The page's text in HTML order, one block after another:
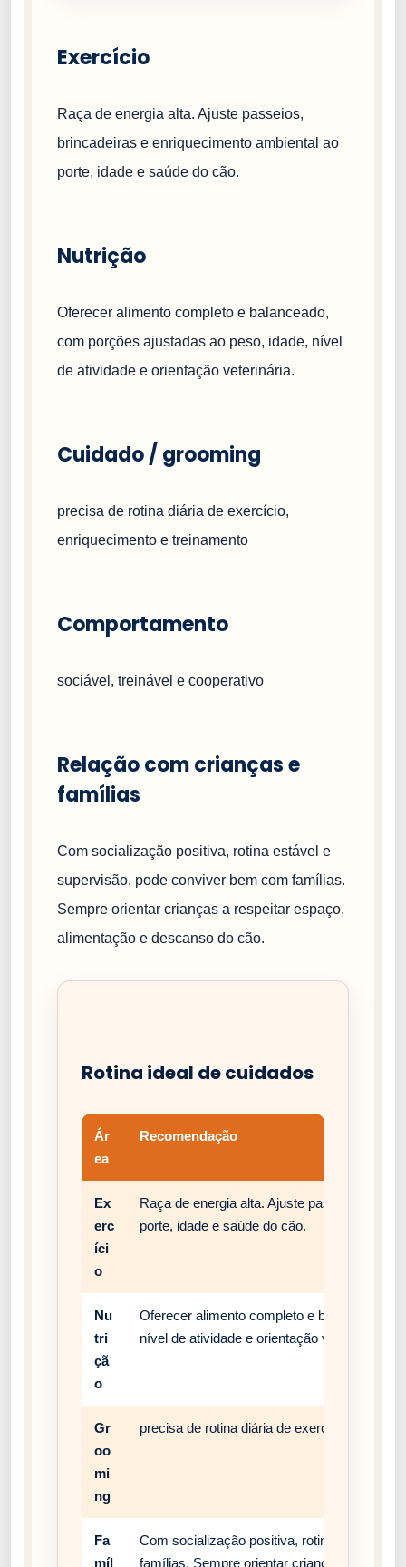
Exercício
Raça de energia alta. Ajuste passeios,
brincadeiras e enriquecimento ambiental ao
porte, idade e saúde do cão.
Nutrição
Oferecer alimento completo e balanceado,
com porções ajustadas ao peso, idade, nível
de atividade e orientação veterinária.
Cuidado / grooming
precisa de rotina diária de exercício,
enriquecimento e treinamento
Comportamento
sociável, treinável e cooperativo
Relação com crianças e
famílias
Com socialização positiva, rotina estável e
supervisão, pode conviver bem com famílias.
Sempre orientar crianças a respeitar espaço,
alimentação e descanso do cão.
Rotina ideal de cuidados
Ár
ea
Recomendação
Ex
erc
íci
o
Raça de energia alta. Ajuste passeios,
porte, idade e saúde do cão.
Nu
tri
çã
o
Oferecer alimento completo e balanceado,
nível de atividade e orientação veterinária.
Gr
oo
mi
ng
precisa de rotina diária de exercício,
Fa
míl
Com socialização positiva, rotina estável e
famílias. Sempre orientar crianças a